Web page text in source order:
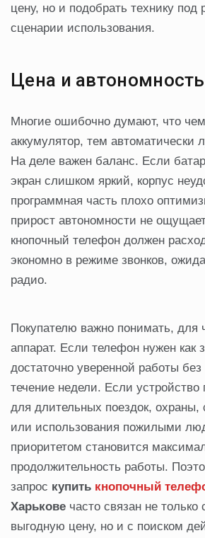
цену, но и подобрать технику под
сценарии использования.
Цена и автономность
Многие ошибочно думают, что
аккумулятор, тем автоматически
На деле важен баланс. Если
экран слишком яркий, корпус
программная часть плохо
прирост автономности не
кнопочный телефон должен
экономно в режиме звонков,
радио.
Покупателю важно понимать, для
аппарат. Если телефон нужен как
достаточно уверенной работы
течение недели. Если устройство
для длительных поездок, охраны,
или использования пожилыми
приоритетом становится
продолжительность работы.
запрос купить кнопочный
Харькове часто связан не
выгодную цену, но и с поиском